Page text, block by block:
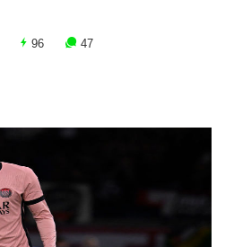
96 47